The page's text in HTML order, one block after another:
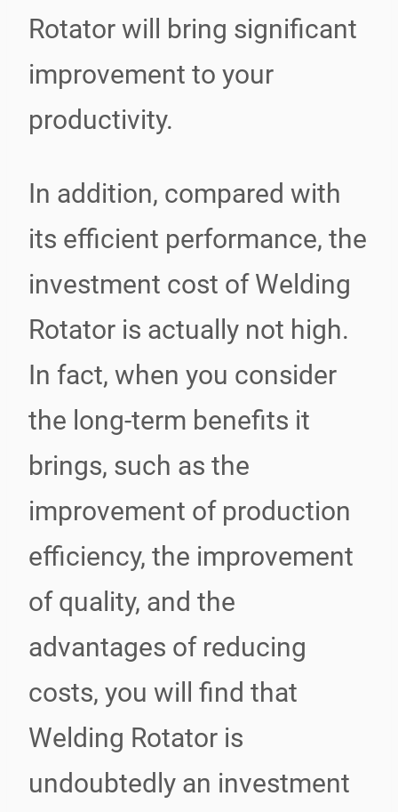
Rotator will bring significant
improvement to your
productivity.
In addition, compared with
its efficient performance, the
investment cost of Welding
Rotator is actually not high.
In fact, when you consider
the long-term benefits it
brings, such as the
improvement of production
efficiency, the improvement
of quality, and the
advantages of reducing
costs, you will find that
Welding Rotator is
undoubtedly an investment